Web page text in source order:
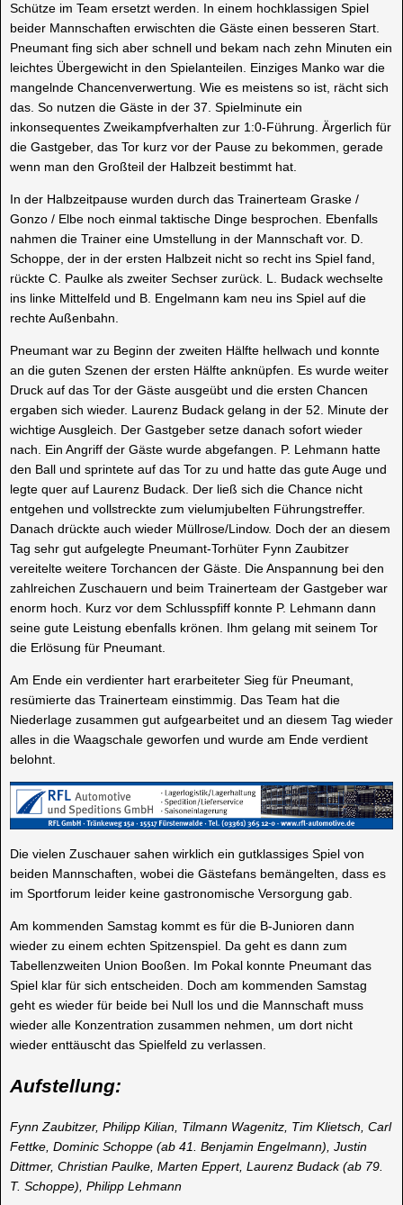
Schütze im Team ersetzt werden. In einem hochklassigen Spiel
beider Mannschaften erwischten die Gäste einen besseren Start.
Pneumant fing sich aber schnell und bekam nach zehn Minuten ein
leichtes Übergewicht in den Spielanteilen. Einziges Manko war die
mangelnde Chancenverwertung. Wie es meistens so ist, rächt sich
das. So nutzen die Gäste in der 37. Spielminute ein
inkonsequentes Zweikampfverhalten zur 1:0-Führung. Ärgerlich für
die Gastgeber, das Tor kurz vor der Pause zu bekommen, gerade
wenn man den Großteil der Halbzeit bestimmt hat.
In der Halbzeitpause wurden durch das Trainerteam Graske /
Gonzo / Elbe noch einmal taktische Dinge besprochen. Ebenfalls
nahmen die Trainer eine Umstellung in der Mannschaft vor. D.
Schoppe, der in der ersten Halbzeit nicht so recht ins Spiel fand,
rückte C. Paulke als zweiter Sechser zurück. L. Budack wechselte
ins linke Mittelfeld und B. Engelmann kam neu ins Spiel auf die
rechte Außenbahn.
Pneumant war zu Beginn der zweiten Hälfte hellwach und konnte
an die guten Szenen der ersten Hälfte anknüpfen. Es wurde weiter
Druck auf das Tor der Gäste ausgeübt und die ersten Chancen
ergaben sich wieder. Laurenz Budack gelang in der 52. Minute der
wichtige Ausgleich. Der Gastgeber setze danach sofort wieder
nach. Ein Angriff der Gäste wurde abgefangen. P. Lehmann hatte
den Ball und sprintete auf das Tor zu und hatte das gute Auge und
legte quer auf Laurenz Budack. Der ließ sich die Chance nicht
entgehen und vollstreckte zum vielumjubelten Führungstreffer.
Danach drückte auch wieder Müllrose/Lindow. Doch der an diesem
Tag sehr gut aufgelegte Pneumant-Torhüter Fynn Zaubitzer
vereitelte weitere Torchancen der Gäste. Die Anspannung bei den
zahlreichen Zuschauern und beim Trainerteam der Gastgeber war
enorm hoch. Kurz vor dem Schlusspfiff konnte P. Lehmann dann
seine gute Leistung ebenfalls krönen. Ihm gelang mit seinem Tor
die Erlösung für Pneumant.
Am Ende ein verdienter hart erarbeiteter Sieg für Pneumant,
resümierte das Trainerteam einstimmig. Das Team hat die
Niederlage zusammen gut aufgearbeitet und an diesem Tag wieder
alles in die Waagschale geworfen und wurde am Ende verdient
belohnt.
Die vielen Zuschauer sahen wirklich ein gutklassiges Spiel von
beiden Mannschaften, wobei die Gästefans bemängelten, dass es
im Sportforum leider keine gastronomische Versorgung gab.
Am kommenden Samstag kommt es für die B-Junioren dann
wieder zu einem echten Spitzenspiel. Da geht es dann zum
Tabellenzweiten Union Booßen. Im Pokal konnte Pneumant das
Spiel klar für sich entscheiden. Doch am kommenden Samstag
geht es wieder für beide bei Null los und die Mannschaft muss
wieder alle Konzentration zusammen nehmen, um dort nicht
wieder enttäuscht das Spielfeld zu verlassen.
Aufstellung:
Fynn Zaubitzer, Philipp Kilian, Tilmann Wagenitz, Tim Klietsch, Carl
Fettke, Dominic Schoppe (ab 41. Benjamin Engelmann), Justin
Dittmer, Christian Paulke, Marten Eppert, Laurenz Budack (ab 79.
T. Schoppe), Philipp Lehmann